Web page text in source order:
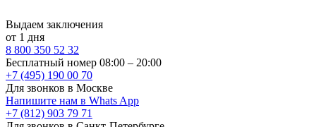
Выдаем заключения
от 1 дня
8 800 350 52 32
Бесплатный номер 08:00 – 20:00
+7 (495) 190 00 70
Для звонков в Москве
Напишите нам в Whats App
+7 (812) 903 79 71